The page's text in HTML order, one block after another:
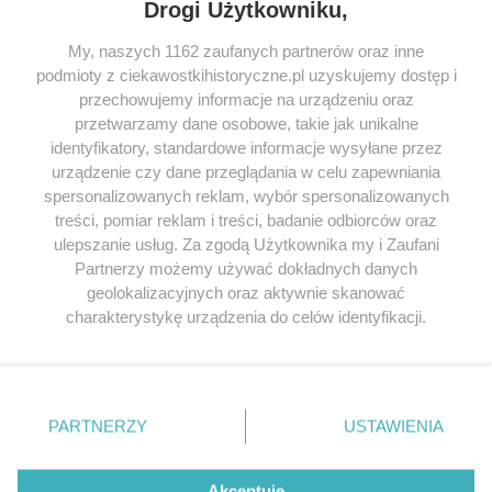
SERWIS
SPOŁECZNOŚĆ
WSPÓŁPRACA
KONTAKT
ODWIEDŹ RÓWNIEŻ:
Drogi Użytkowniku,
My, naszych 1162 zaufanych partnerów oraz inne
podmioty z ciekawostkihistoryczne.pl uzyskujemy dostęp i
przechowujemy informacje na urządzeniu oraz
przetwarzamy dane osobowe, takie jak unikalne
identyfikatory, standardowe informacje wysyłane przez
urządzenie czy dane przeglądania w celu zapewniania
spersonalizowanych reklam, wybór spersonalizowanych
treści, pomiar reklam i treści, badanie odbiorców oraz
ulepszanie usług. Za zgodą Użytkownika my i Zaufani
Partnerzy możemy używać dokładnych danych
geolokalizacyjnych oraz aktywnie skanować
charakterystykę urządzenia do celów identyfikacji.
zmienić/wycofać klikając przycisk ustawień prywatności
znajdujący się w lewym dolnym rogu strony
. Niektóre
użytkownika, ale masz prawo sprzeciwić się takiemu
PARTNERZY USTAWIENIA